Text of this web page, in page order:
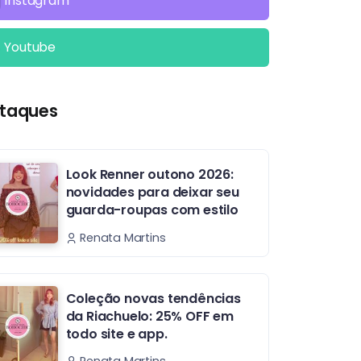
Youtube
Look Renner outono 2026:
novidades para deixar seu
guarda-roupas com estilo
Renata Martins
Coleção novas tendências
da Riachuelo: 25% OFF em
todo site e app.